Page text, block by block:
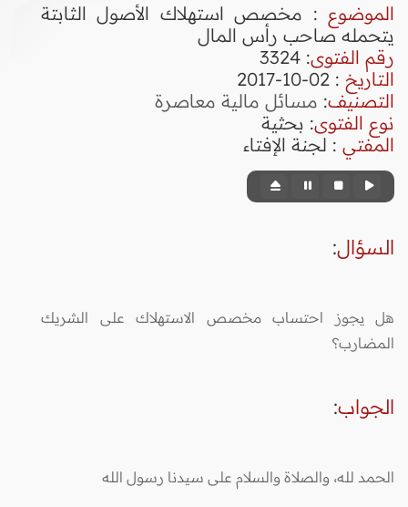
الموضوع : مخصص استهلاك الأصول الثابتة
يتحمله صاحب رأس المال
رقم الفتوى:
3324
التاريخ : 02-10-2017
التصنيف: مسائل مالية معاصرة
نوع الفتوى: بحثية
المفتي : لجنة الإفتاء
السؤال:
هل يجوز احتساب مخصص الاستهلاك على الشريك
المضارب؟
الجواب:
الحمد لله، والصلاة والسلام على سيدنا رسول الله